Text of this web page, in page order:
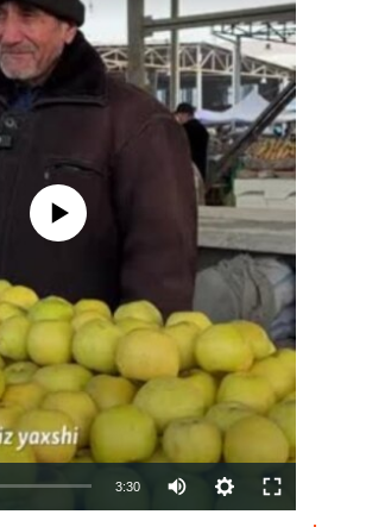
медиа-манба мавжуд
эмас
3:30